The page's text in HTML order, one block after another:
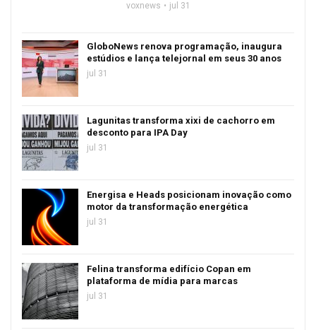
voxnews jul 31
GloboNews renova programação, inaugura
estúdios e lança telejornal em seus 30 anos
jul 31
Lagunitas transforma xixi de cachorro em
desconto para IPA Day
jul 31
Energisa e Heads posicionam inovação como
motor da transformação energética
jul 31
Felina transforma edifício Copan em
plataforma de mídia para marcas
jul 31